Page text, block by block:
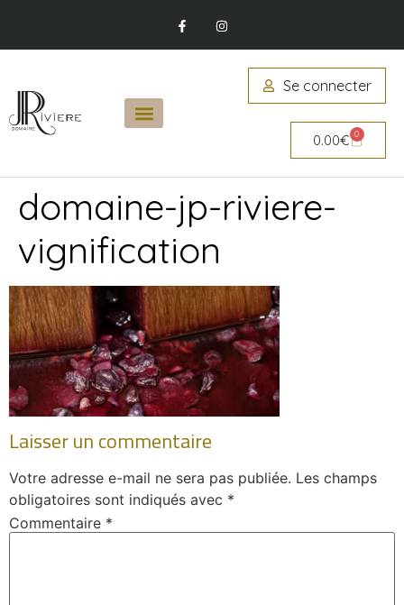
Se connecter
0.00€ 0
domaine-jp-riviere-
vignification
Laisser un commentaire
Votre adresse e-mail ne sera pas publiée. Les champs
obligatoires sont indiqués avec *
Commentaire *